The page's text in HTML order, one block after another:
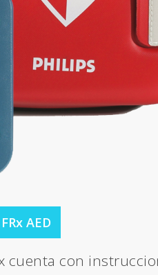
AED
cuenta con